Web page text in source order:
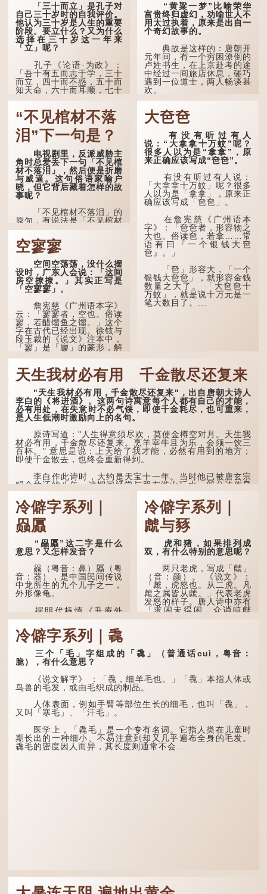
「三十而立」是孔子对
自己三十岁时的自我评价。
他认为三十岁是人生的重要
阶段。要立什么？又为什么
选择在三十岁这一年来
「立」呢？
孔子《论语·为政》：
「吾十有五而志于学，三十
而立，四十而不惑，五十而
知天命，六十而耳顺，七十
在古代，男子一般于二
十岁进行冠礼，冠礼完成后
便是成人，但由于未达壮
年，所以又称「弱冠」。
《礼记·曲礼》明确记载：
「人生十年曰幼，学；二十
曰弱，冠；三十曰壮，有
室。」这说明三十岁...
“黄粱一梦”比喻荣华
富贵终归虚幻，劝喻世人不
用太过执着，原来是出自一
个奇幻故事的。
典故是这样的：唐朝开
元年间，有一个穷困潦倒的
卢姓书生，在上京赴考的途
中经过一间旅店休息，碰巧
遇到一位道士，两人畅谈甚
欢。
言谈间，卢姓书生感慨
自己虽贵为读书人，但一直
未能考取功名，仍然贫困，
感到十分落泊。于是，道士
拿出一个青瓷枕头，让卢姓
书生睡一睡，便能满足他希
望得到荣华富贵的愿望。
这时，...
“不见棺材不落
泪”下一句是？
电视剧里，反派威胁主
角时总爱丢下一句「不见棺
材不落泪」，然后便是折磨
与威逼。这句俗语家喻户
晓，但它背后藏着怎样的故
事呢？
「不见棺材不落泪」的
原句，有说法是「不见棺材
不下泪」或「不见亲棺不下
泪」，出自明朝兰陵笑笑生
所著的《金瓶梅词话》第九
十八回。原意是指人未亲眼
见到亲人棺木，便不会真正
感到悲伤；后来引申为比喻
人执迷不悟，不到彻底失
败，便不肯罢休。
许多人对这上半句耳熟
能详，但它其实还有下半句
——「不到黄河心不死」...
空寥寥
空间空荡荡，没什么摆
设时，广东人会说：「这间
房空撩撩。」其实正写是
「空寥寥」。
詹宪慈《广州语本字》
云：「寥寥者，空也。俗读
寥，若醋馏鱼之馏。」这个
字在古代已经出现。徐铉与
段玉裁的《说文》注本中，
「寥」是「廫」的篆形，解
事，以「寥寥安期，虚质高
清」形容空虚无所事事。
唐代《艺文类聚》引晋
孙绰《表哀诗》：「寥寥空
堂，寂寂响户」...
大夿夿
有没有听过有人
说：“大拿拿十万蚊”呢？
很多人以为是“拿拿”，原
来正确应该写成“夿夿”。
有没有听过有人说：
「大拿拿十万蚊」呢？很多
人以为是「拿拿」，原来正
确应该写成「夿夿」。
在詹宪慈《广州语本
字》：「夿夿者，形容物之
大也。俗读夿，若拿……常
语有曰『一个银钱大夿
夿』。」
「夿」形​​容大，「一个
银钱大夿夿」，就形容金钱
数量之大了。 「大夿夿十
万蚊」，就是说十万元是一
笔大数目了。...
天生我材必有用 千金散尽还复来
"天生我材必有用，千金散尽还复来"，出自唐朝大诗人
李白的《将进酒》。这两句诗寓意每个人都有自己的才能，
必有用处，在失意时不必气馁，即使千金耗尽，也可重来，
是人生低潮时激励向上的名句。
原诗写道："人生得意须尽欢，莫使金樽空对月。天生我
材必有用，千金散尽还复来。烹羊宰牛且为乐，会须一饮三
百杯。" 意思是说：上天给了我才能，必然有用到的地方；
即使千金散去，也终会重新得到。
李白作此诗时，大约是天宝十一年。当时他已被唐玄宗
赐金放还约八年，这期间经常与朋友游山玩水，部分诗作显
露出怀...
冷僻字系列｜
赑屭
“赑屭”这二字是什么
意思？又怎样发音？
赑（粤音：鼻）屭（粤
音：器），是中国民间传说
中龙所生的九个儿子之一，
外形像龟。
据明代杨慎《升庵外
集》记载，龙生九子的次序
排列为：赑屭、螭吻、蒲
牢、狴犴、饕餮、蚣蝮、睚
眦、狻猊、椒图（此为其中
一种说法）。
龙九子外形与能力各有
不同，其中，赑屭原形像
龟，因为能负重，多作为碑
座，有“碑下...
冷僻字系列｜
虤与豩
虎和猪，如果排列成
双，有什么特别的意思呢？
两只老虎，写成「虤」
（音：颜）。 《说文》：
「虤，虎怒也。从二虎。凡
虤之属皆从虤。」代表老虎
发怒的样子。唐人诗中亦有
「求闲未得闲，众诮瞋虤
虤」之句，意思是众人的讥
（音：宾）。甲骨文从二
「豕」，象猪相追逐的样
说「豩，豕乱群。」意指一
群乱...
冷僻字系列｜毳
三个「毛」字组成的「毳」（普通话cuì，粤音：
脆），有什么意思？
《说文解字》 ：「毳，细羊毛也。」「毳」本指人体或
鸟兽的毛发，或由毛织成的制品。
人体表面，例如手臂等部位生长的细毛，也叫「毳」，
又叫「寒毛」、「汗毛」。
医学上，「毳毛」是一个专有名词。它指人类在儿童时
期长出的一种细小、不易注意到却又几乎遍布全身的毛发。
毳毛的密度因人而异，其长度则通常不会...